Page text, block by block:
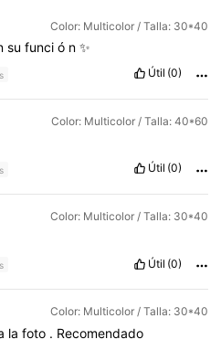
Color: Multicolor / Talla: 30*40
sufunció n✨
Útil (0)
Color: Multicolor / Talla: 40*60
Útil (0)
Color: Multicolor / Talla: 30*40
Útil (0)
Color: Multicolor / Talla: 30*40
la foto . Recomendado